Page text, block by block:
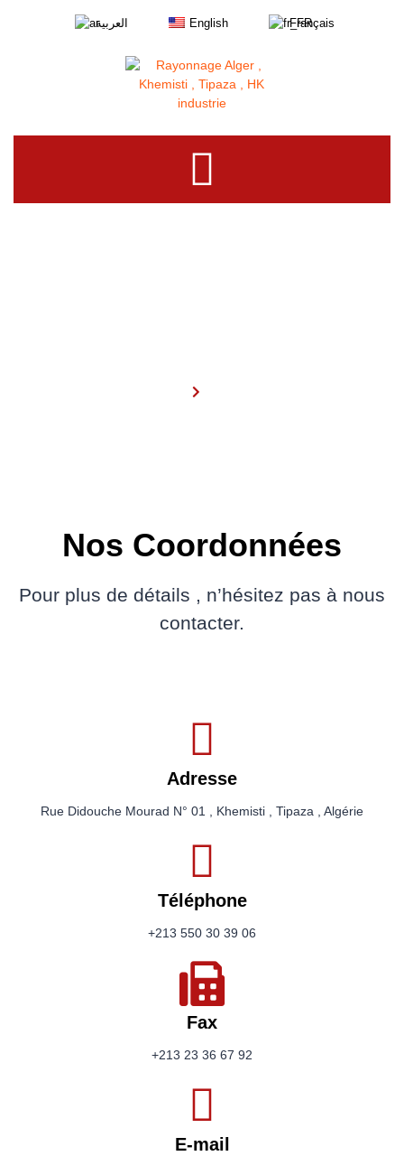
العربية English Français
Nos Coordonnées
Pour plus de détails , n’hésitez pas à nous
contacter.
Adresse
Rue Didouche Mourad N° 01 , Khemisti , Tipaza , Algérie
Téléphone
+213 550 30 39 06
Fax
+213 23 36 67 92
E-mail